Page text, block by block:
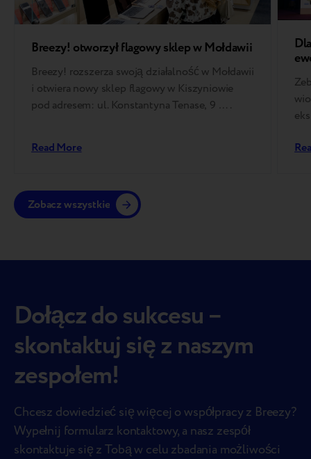
Breezy! otworzył flagowy sklep w Mołdawii
Breezy! rozszerza swoją działalność w Mołdawii
i otwiera nowy sklep flagowy w Kiszyniowie
pod adresem: ul. Konstantyna Tenase, 9 ….
Read More
Zobacz wszystkie
Dołącz do sukcesu –
skontaktuj się z naszym
zespołem!
Chcesz dowiedzieć się więcej o współpracy z Breezy?
Wypełnij formularz kontaktowy, a nasz zespół
skontaktuje się z Tobą w celu zbadania możliwości